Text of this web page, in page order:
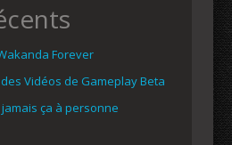
Forever
Vidéos de Gameplay Beta
ça à personne